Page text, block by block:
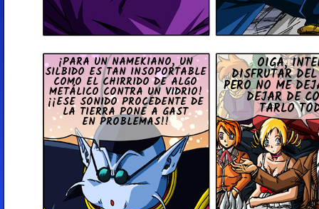
¡PARA UN NA­ME­KIANO, UN
SILBIDO ES TAN IN­SO­PO­R­TA­B­LE
COMO EL CHI­R­RI­DO DE ALGO
ME­TÁ­LI­CO CONTRA UN VIDRIO!
¡¡ESE SONIDO PRO­CE­DE­N­TE DE
LA TIERRA PONE A GAST
EN PRO­B­LE­MAS!!
OIGA,
DI­S­F­RU­TAR
PERO NO ME
DEJAR DE
TARLO